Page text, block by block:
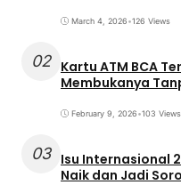
March 4, 2026•126 Views
02 Kartu ATM BCA
Membukanya
February 9, 2026•103 Views
03 Isu Internasional
Naik dan Jadi